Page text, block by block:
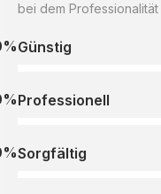
bei dem
Günstig
Professionell
Sorgfältig